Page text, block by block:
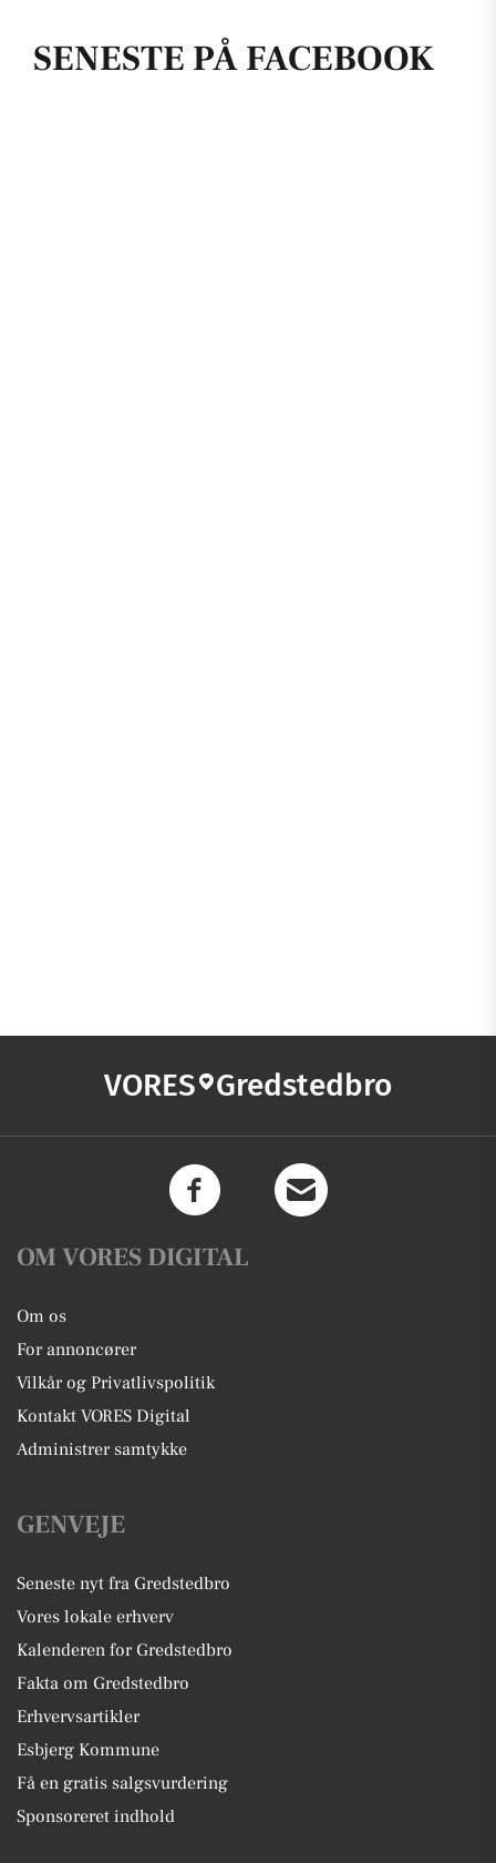
SENESTE PÅ FACEBOOK
VORES Gredstedbro
OM VORES DIGITAL
Om os
For annoncører
Vilkår og Privatlivspolitik
Kontakt VORES Digital
Administrer samtykke
GENVEJE
Seneste nyt fra Gredstedbro
Vores lokale erhverv
Kalenderen for Gredstedbro
Fakta om Gredstedbro
Erhvervsartikler
Esbjerg Kommune
Få en gratis salgsvurdering
Sponsoreret indhold